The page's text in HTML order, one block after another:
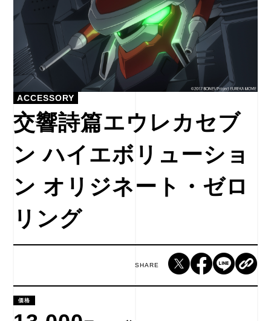
ACCESSORY
交響詩篇エウレカセブ
ン ハイエボリューショ
ン オリジネート・ゼロ
リング
SHARE
価格